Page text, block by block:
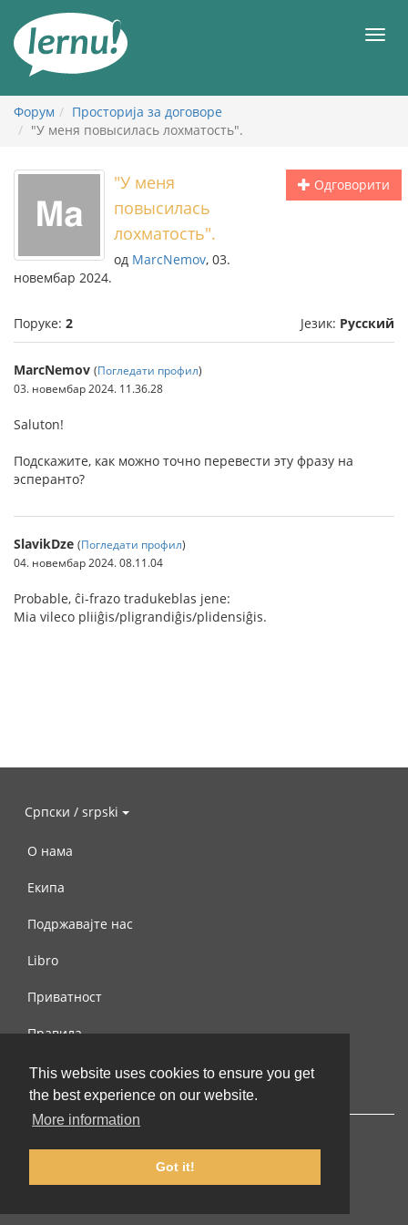
This website uses cookies to ensure you get
the best experience on our website.
More information
Got it!
садржају
Форум
Просторија за договоре
"У меня повысилась лохматость".
Одговорити
"У меня
повысилась
лохматость".
од MarcNemov, 03.
новембар 2024.
Поруке: 2 Језик: Русский
MarcNemov (Погледати профил)
03. новембар 2024. 11.36.28
Saluton!
Подскажите, как можно точно перевести эту фразу на
эсперанто?
SlavikDze (Погледати профил)
04. новембар 2024. 08.11.04
Probable, ĉi-frazo tradukeblas jene:
Mia vileco pliiĝis/pligrandiĝis/plidensiĝis.
Српски / srpski
О нама
Екипа
Подржавајте нас
Libro
Приватност
Правила
Контактирајте нас
© 2002-2026 lernu.net |Impressum